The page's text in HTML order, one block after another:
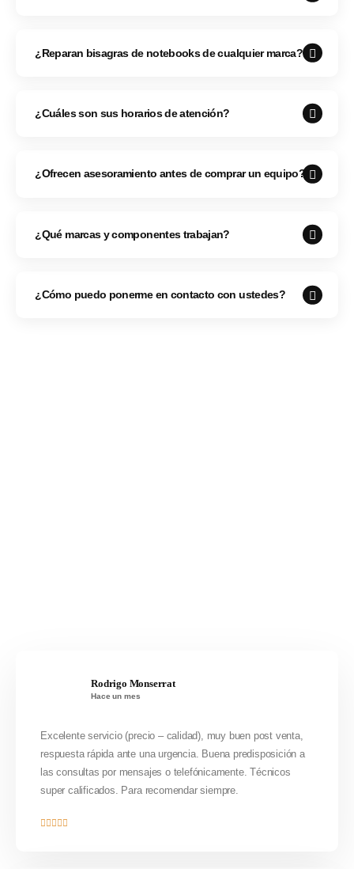
¿Reparan bisagras de notebooks de cualquier marca?
¿Cuáles son sus horarios de atención?
¿Ofrecen asesoramiento antes de comprar un equipo?
¿Qué marcas y componentes trabajan?
¿Cómo puedo ponerme en contacto con ustedes?
Rodrigo Monserrat
Hace un mes
Excelente servicio (precio – calidad), muy buen post venta,
respuesta rápida ante una urgencia. Buena predisposición a
las consultas por mensajes o telefónicamente. Técnicos
super calificados. Para recomendar siempre.